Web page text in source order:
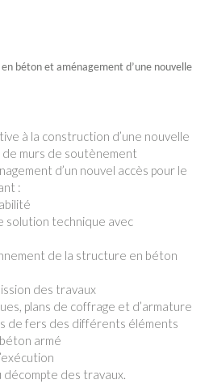
béton et aménagement d’une nouvelle
à la construction d’une nouvelle
de murs de soutènement
d’un nouvel accès pour le
:
solution technique avec
de la structure en béton
des travaux
plans de coffrage et d’armature
de fers des différents éléments
armé
décompte des travaux.